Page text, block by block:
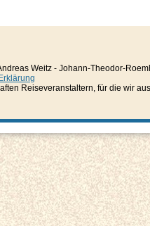
Weitz - Johann-Theodor-
Reiseveranstaltern, für die wir